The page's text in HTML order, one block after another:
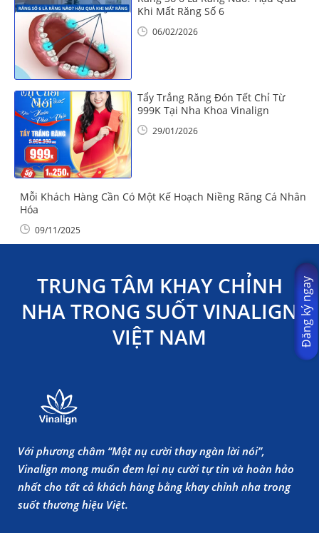
Khi Mất Răng Số 6
06/02/2026
Tẩy Trắng Răng Đón Tết Chỉ Từ
999K Tại Nha Khoa Vinalign
29/01/2026
Mỗi Khách Hàng Cần Có Một Kế Hoạch Niềng Răng Cá Nhân
Hóa
09/11/2025
TRUNG TÂM KHAY CHỈNH
NHA TRONG SUỐT VINALIGN
VIỆT NAM
Với phương châm “Một nụ cười thay ngàn lời nói”,
Vinalign mong muốn đem lại nụ cười tự tin và hoàn hảo
nhất cho tất cả khách hàng bằng khay chỉnh nha trong
suốt thương hiệu Việt.
Đăng ký ngay